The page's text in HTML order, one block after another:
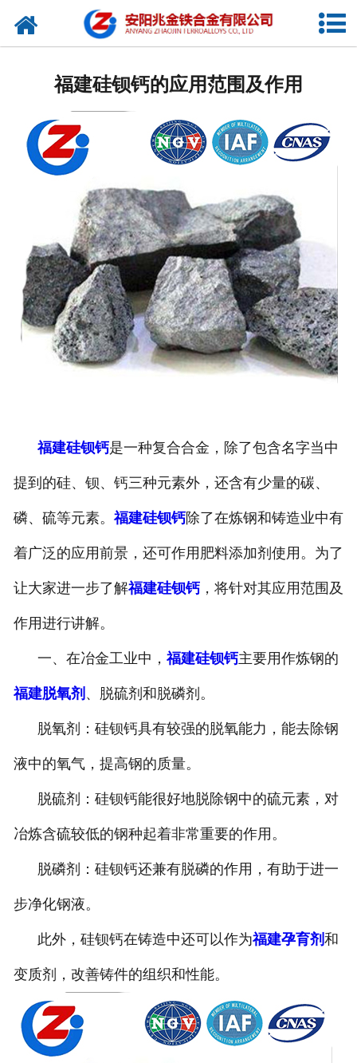
网站首页
产品中心
视频中心
联系我们
福建硅钡钙的应用范围及作用
福建硅钡钙是一种复合合金，除了包含名字当中
提到的硅、钡、钙三种元素外，还含有少量的碳、
磷、硫等元素。 福建硅钡钙除了在炼钢和铸造业中有
着广泛的应用前景，还可作用肥料添加剂使用。为了
让大家进一步了解福建硅钡钙，将针对其应用范围及
作用进行讲解。
一、在冶金工业中， 福建硅钡钙主要用作炼钢的
福建脱氧剂 、脱硫剂和脱磷剂。
脱氧剂：硅钡钙具有较强的脱氧能力，能去除钢
液中的氧气，提高钢的质量。
脱硫剂：硅钡钙能很好地脱除钢中的硫元素，对
冶炼含硫较低的钢种起着非常重要的作用。
脱磷剂：硅钡钙还兼有脱磷的作用，有助于进一
步净化钢液。
此外，硅钡钙在铸造中还可以作为福建孕育剂和
变质剂，改善铸件的组织和性能。